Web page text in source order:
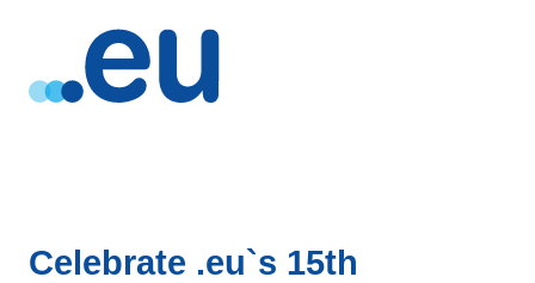
Celebrate .eu`s 15th